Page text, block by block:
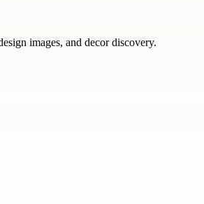
images, and decor discovery.